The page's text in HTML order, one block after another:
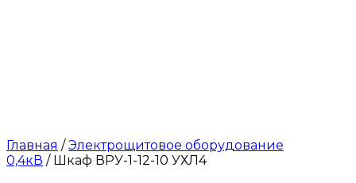
Главная /Электрощитовое оборудование
0,4кВ / Шкаф ВРУ-1-12-10 УХЛ4